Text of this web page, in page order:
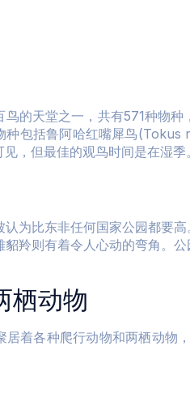
的天堂之一，共有571种物
种包括鲁阿哈红嘴犀鸟
，但最佳的观鸟时间是在湿季。
为比东非任何国家公园都要
羚则有着令人心动的弯角。
栖动物
居着各种爬行动物和两栖动物